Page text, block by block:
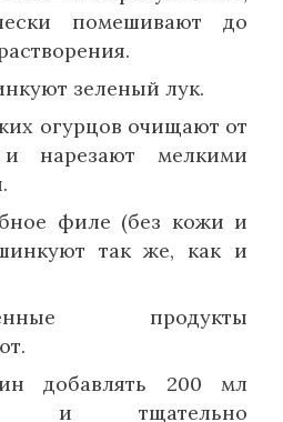
помешивают до
зеленый лук.
огурцов очищают от
нарезают мелкими
филе (без кожи и
так же, как и
продукты
добавлять 200 мл
и тщательно